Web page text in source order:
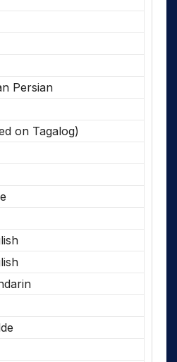
Persian
on Tagalog)